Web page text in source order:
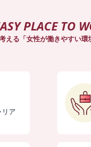
PLACE TO
える「女性が働きやすい環
ア